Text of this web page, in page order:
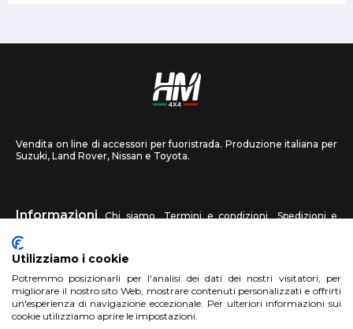
Vendita on line di accessori per fuoristrada. Produzione italiana per
Suzuki, Land Rover, Nissan e Toyota.
Informazioni Chi siamo Termini e condizioni
Spedizioni e
recessi
HM4X4 FAQ Centri assistenza Invia una foto
Account Registrati Accedi
Utilizziamo i cookie
Potremmo posizionarli per l'analisi dei dati dei nostri visitatori, per
migliorare il nostro sito Web, mostrare contenuti personalizzati e offrirti
un'esperienza di navigazione eccezionale. Per ulteriori informazioni sui
cookie utilizziamo aprire le impostazioni.